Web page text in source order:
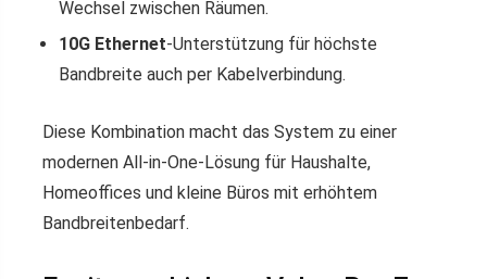
Wechsel zwischen Räumen.
10G Ethernet-Unterstützung für höchste
Bandbreite auch per Kabelverbindung.
Diese Kombination macht das System zu einer
modernen All-in-One-Lösung für Haushalte,
Homeoffices und kleine Büros mit erhöhtem
Bandbreitenbedarf.